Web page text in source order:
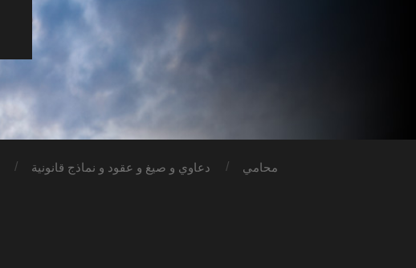
محامي دعاوي و صيغ و عقود و نماذج قانونية